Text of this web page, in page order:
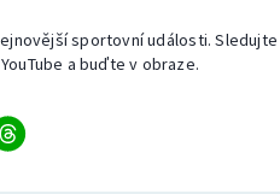
sportovní události. Sledujte
a buďte v obraze.